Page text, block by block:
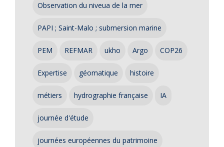
Observation du niveua de la mer
PAPI ; Saint-Malo ; submersion marine
PEM REFMAR ukho Argo COP26
Expertise géomatique histoire
métiers hydrographie française IA
journée d'étude
journées européennes du patrimoine